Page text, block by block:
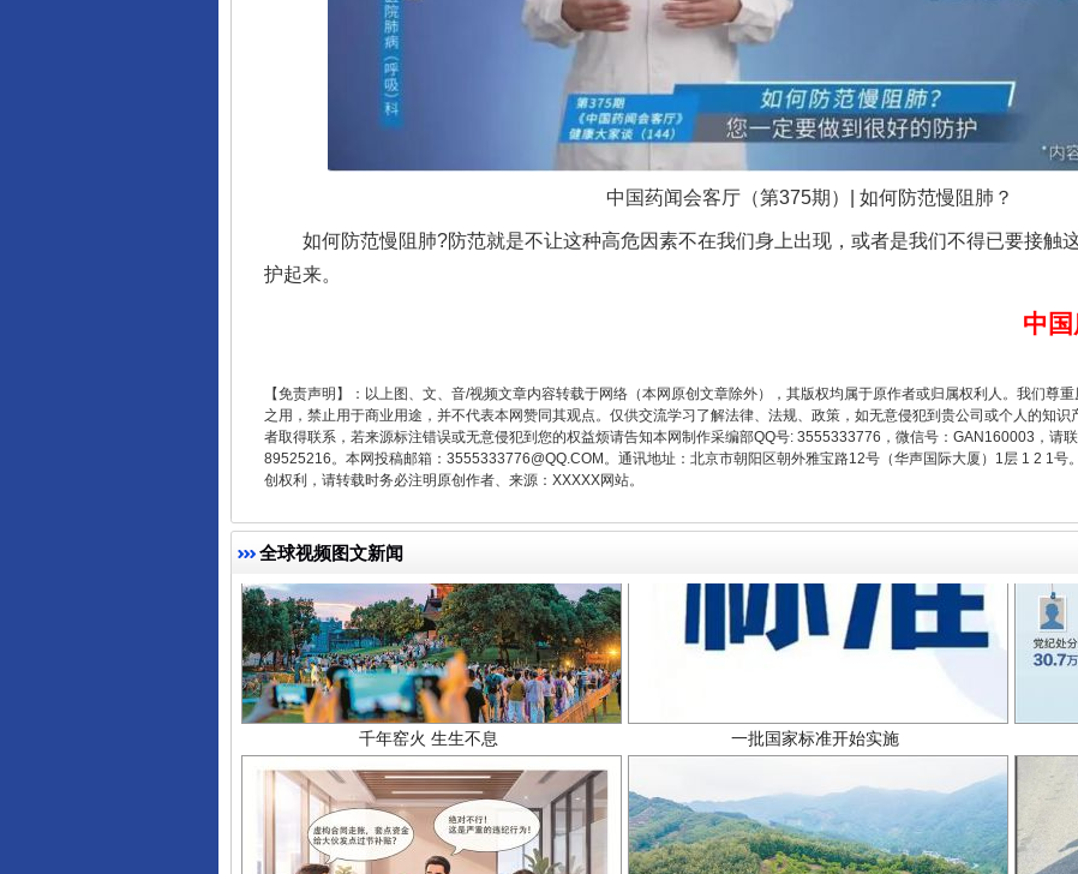
中国药闻会客厅（第375期）| 如何防范慢阻肺？
如何防范慢阻肺?防范就是不让这种高危因素不在我们身上出现，或者是我们不得已要接触
护起来。
中
【免责声明】：以上图、文、音/视频文章内容转载于网络（本网原创文章除外），其版权均属于原作者或归属权利人。我们尊
之用，禁止用于商业用途，并不代表本网赞同其观点。仅供交流学习了解法律、法规、政策，如无意侵犯到贵公司或个人的知
者取得联系，若来源标注错误或无意侵犯到您的权益烦请告知本网制作采编部QQ号: 3555333776，微信号：GAN160003，请
89525216。本网投稿邮箱：3555333776@QQ.COM。通讯地址：北京市朝阳区朝外雅宝路12号（华声国际大厦）1层 1 2 1号
创权利，请转载时务必注明原创作者、来源：XXXXX网站。
全球视频图文新闻
东山县通报“牛蛙产品抗生素超标问题”
千年窑火 生生不息 一批国家标准开始实施